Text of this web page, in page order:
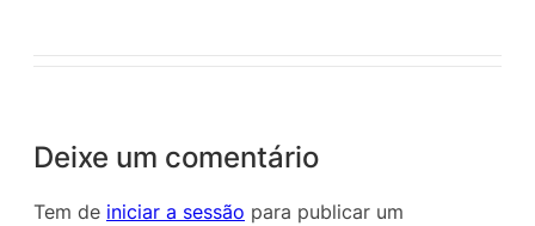
Deixe um comentário
Tem de iniciar a sessão para publicar um